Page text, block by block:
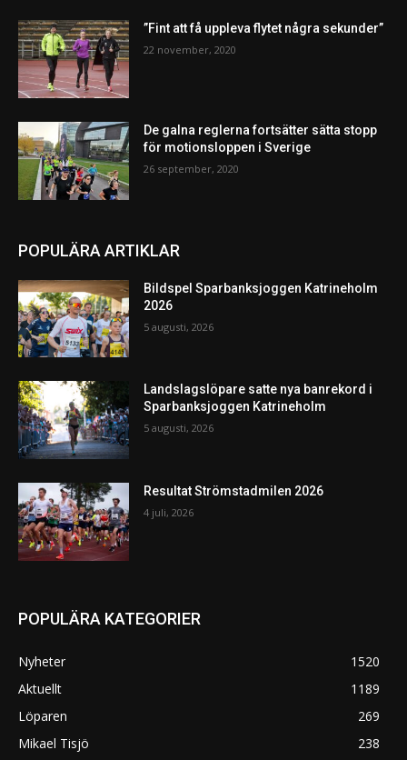
”Fint att få uppleva flytet några sekunder”
22 november, 2020
De galna reglerna fortsätter sätta stopp
för motionsloppen i Sverige
26 september, 2020
POPULÄRA ARTIKLAR
Bildspel Sparbanksjoggen Katrineholm
2026
5 augusti, 2026
Landslagslöpare satte nya banrekord i
Sparbanksjoggen Katrineholm
5 augusti, 2026
Resultat Strömstadmilen 2026
4 juli, 2026
POPULÄRA KATEGORIER
Nyheter
1520
Aktuellt
1189
Löparen
269
Mikael Tisjö
238